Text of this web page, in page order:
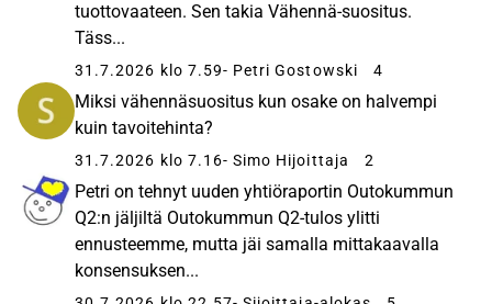
tuottovaateen. Sen takia Vähennä-suositus.
Täss...
31.7.2026 klo 7.59- Petri Gostowski 4
Miksi vähennäsuositus kun osake on halvempi
kuin tavoitehinta?
31.7.2026 klo 7.16- Simo Hijoittaja 2
Petri on tehnyt uuden yhtiöraportin Outokummun
Q2:n jäljiltä Outokummun Q2-tulos ylitti
ennusteemme, mutta jäi samalla mittakaavalla
konsensuksen...